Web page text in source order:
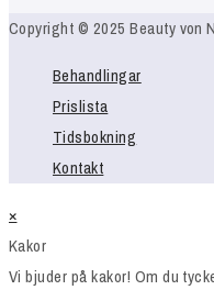
Copyright © 2025 Beauty von
Behandlingar
Prislista
Tidsbokning
Kontakt
×
Kakor
Vi bjuder på kakor! Om du